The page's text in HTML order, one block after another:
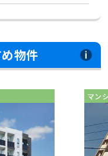
物件
マン